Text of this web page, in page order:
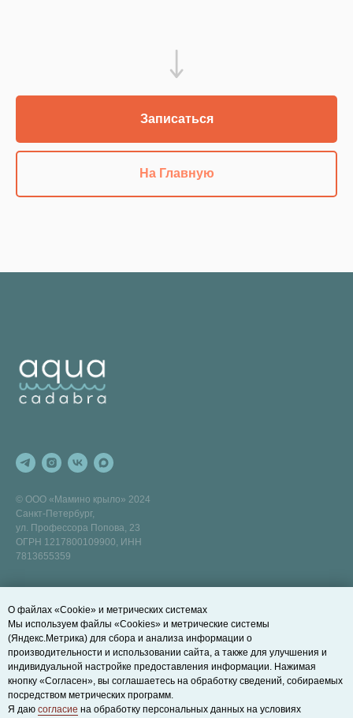
Записаться
На Главную
© ООО «Мамино крыло» 2024
Санкт-Петербург,
ул. Профессора Попова, 23
ОГРН 1217800109900, ИНН
7813655359
Развивающие занятия на суше
Записаться на пробное занятие
Как нас найти
БЛОГ
Договор оферты
Правила действия и возврата
абонементов
Политика конфиденциальности
Cookie-файлы
О файлах «Cookie» и метрических системах
Мы используем файлы «Cookies» и метрические системы
(Яндекс.Метрика) для сбора и анализа информации о
производительности и использовании сайта, а также для улучшения и
индивидуальной настройке предоставления информации. Нажимая
кнопку «Согласен», вы соглашаетесь на обработку сведений, собираемых
посредством метрических программ.
Я даю согласие на обработку персональных данных на условиях